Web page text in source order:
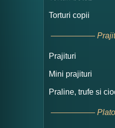
Torturi copii
Prajituri
Mini prajituri
Praline, trufe si